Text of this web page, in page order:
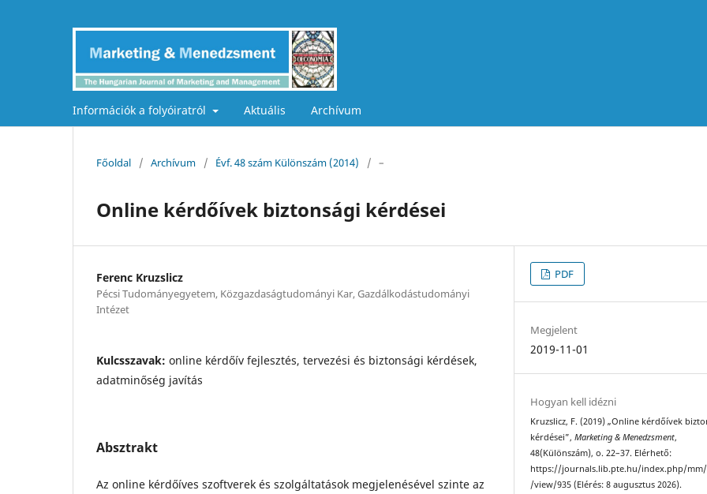
Információk a folyóiratról Aktuális Archívum
Főoldal / Archívum / Évf. 48 szám Különszám (2014) / –
Online kérdőívek biztonsági kérdései
Ferenc Kruzslicz
Pécsi Tudományegyetem, Közgazdaságtudományi Kar, Gazdálkodástudományi
Intézet
Kulcsszavak: online kérdőív fejlesztés, tervezési és biztonsági kérdések,
adatminőség javítás
Absztrakt
Az online kérdőíves szoftverek és szolgáltatások megjelenésével szinte az
PDF
Megjelent
2019-11-01
Hogyan kell idézni
Kruzslicz, F. (2019) „Online kérdőívek
kérdései”,Marketing & Menedzsment,
48(Különszám), o. 22–37. Elérhető:
https://journals.lib.pte.hu/index.php/
/view/935 (Elérés: 8 augusztus 2026).